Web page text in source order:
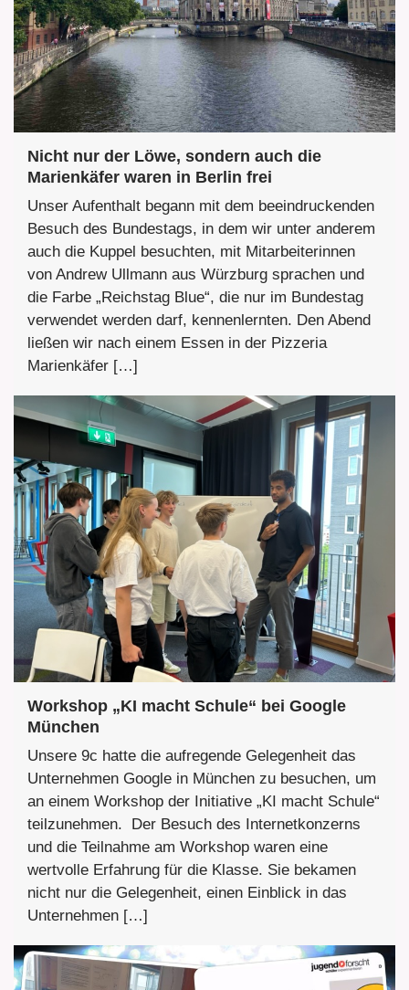
Nicht nur der Löwe, sondern auch die
Marienkäfer waren in Berlin frei
Unser Aufenthalt begann mit dem beeindruckenden
Besuch des Bundestags, in dem wir unter anderem
auch die Kuppel besuchten, mit Mitarbeiterinnen
von Andrew Ullmann aus Würzburg sprachen und
die Farbe „Reichstag Blue“, die nur im Bundestag
verwendet werden darf, kennenlernten. Den Abend
ließen wir nach einem Essen in der Pizzeria
Marienkäfer […]
Workshop „KI macht Schule“ bei Google
München
Unsere 9c hatte die aufregende Gelegenheit das
Unternehmen Google in München zu besuchen, um
an einem Workshop der Initiative „KI macht Schule“
teilzunehmen. Der Besuch des Internetkonzerns
und die Teilnahme am Workshop waren eine
wertvolle Erfahrung für die Klasse. Sie bekamen
nicht nur die Gelegenheit, einen Einblick in das
Unternehmen […]